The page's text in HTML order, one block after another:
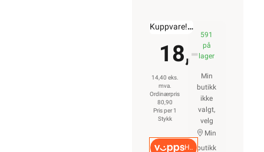
Kuppvare!kr. 80,90
18,-
14,40 eks.
mva.
Ordinærpris
80,90
Pris per 1
Stykk
Hurtigkasse
591
på
lager
Min
butikk
ikke
valgt,
velg
Min
butikk